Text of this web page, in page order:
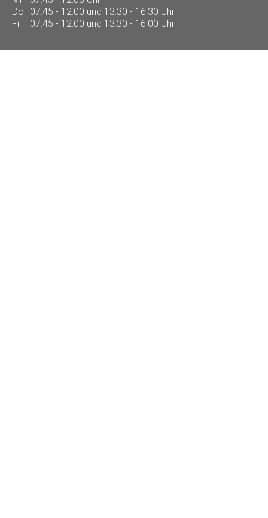
Do
07.45 - 12.00 und 13.30 - 16.30 Uhr
Fr
07.45 - 12.00 und 13.30 - 16.00 Uhr